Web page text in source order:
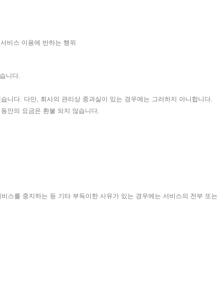
비스 이용에 반하는 행위
니다.
니다. 다만, 회사의 관리상 중과실이 있는 경우에는 그러하지 아니합니다.
안의 요금은 환불 되지 않습니다.
스를 중지하는 등 기타 부득이한 사유가 있는 경우에는 서비스의 전부 또는